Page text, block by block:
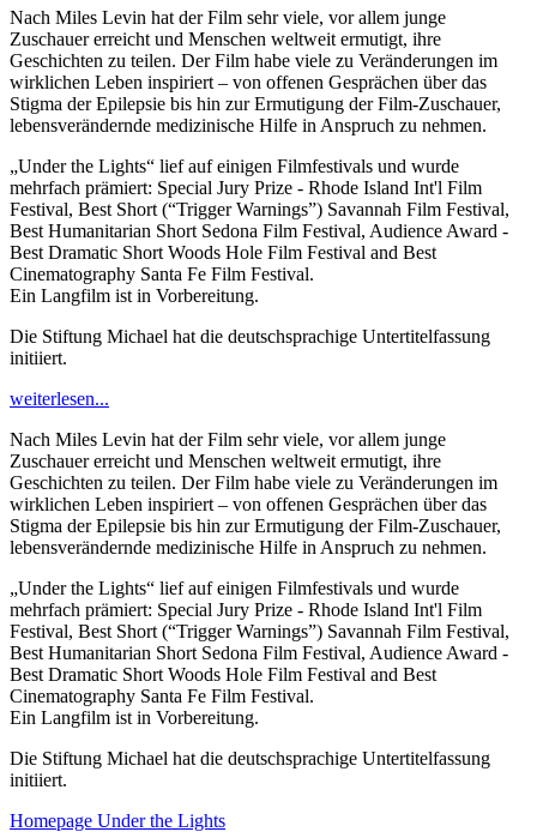
Nach Miles Levin hat der Film sehr viele, vor allem junge
Zuschauer erreicht und Menschen weltweit ermutigt, ihre
Geschichten zu teilen. Der Film habe viele zu Veränderungen im
wirklichen Leben inspiriert – von offenen Gesprächen über das
Stigma der Epilepsie bis hin zur Ermutigung der Film-Zuschauer,
lebensverändernde medizinische Hilfe in Anspruch zu nehmen.
„Under the Lights“ lief auf einigen Filmfestivals und wurde
mehrfach prämiert: Special Jury Prize - Rhode Island Int'l Film
Festival, Best Short (“Trigger Warnings”) Savannah Film Festival,
Best Humanitarian Short Sedona Film Festival, Audience Award -
Best Dramatic Short Woods Hole Film Festival and Best
Cinematography Santa Fe Film Festival.
Ein Langfilm ist in Vorbereitung.
Die Stiftung Michael hat die deutschsprachige Untertitelfassung
initiiert.
weiterlesen...
Nach Miles Levin hat der Film sehr viele, vor allem junge
Zuschauer erreicht und Menschen weltweit ermutigt, ihre
Geschichten zu teilen. Der Film habe viele zu Veränderungen im
wirklichen Leben inspiriert – von offenen Gesprächen über das
Stigma der Epilepsie bis hin zur Ermutigung der Film-Zuschauer,
lebensverändernde medizinische Hilfe in Anspruch zu nehmen.
„Under the Lights“ lief auf einigen Filmfestivals und wurde
mehrfach prämiert: Special Jury Prize - Rhode Island Int'l Film
Festival, Best Short (“Trigger Warnings”) Savannah Film Festival,
Best Humanitarian Short Sedona Film Festival, Audience Award -
Best Dramatic Short Woods Hole Film Festival and Best
Cinematography Santa Fe Film Festival.
Ein Langfilm ist in Vorbereitung.
Die Stiftung Michael hat die deutschsprachige Untertitelfassung
initiiert.
Homepage Under the Lights